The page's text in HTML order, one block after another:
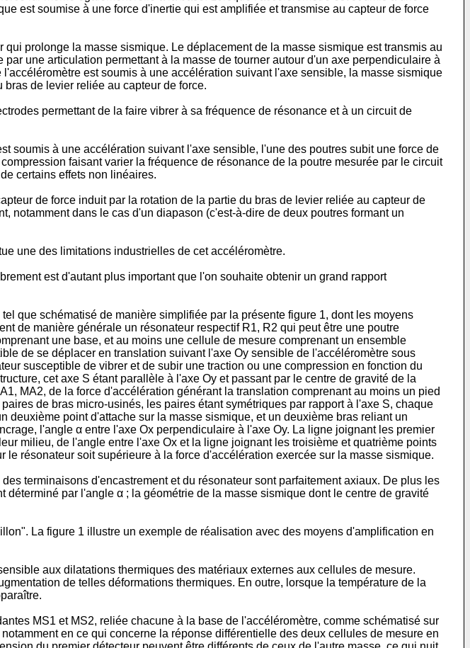
est soumise à une force d'inertie qui est amplifiée et transmise au capteur de force
prolonge la masse sismique. Le déplacement de la masse sismique est transmis au
une articulation permettant à la masse de tourner autour d'un axe perpendiculaire à
est soumis à une accélération suivant l'axe sensible, la masse sismique
de levier reliée au capteur de force.
permettant de la faire vibrer à sa fréquence de résonance et à un circuit de
soumis à une accélération suivant l'axe sensible, l'une des poutres subit une force de
faisant varier la fréquence de résonance de la poutre mesurée par le circuit
certains effets non linéaires.
de force induit par la rotation de la partie du bras de levier reliée au capteur de
notamment dans le cas d'un diapason (c'est-à-dire de deux poutres formant un
une des limitations industrielles de cet accéléromètre.
est d'autant plus important que l'on souhaite obtenir un grand rapport
que schématisé de manière simplifiée par la présente figure 1, dont les moyens
de manière générale un résonateur respectif R1, R2 qui peut être une poutre
une base, et au moins une cellule de mesure comprenant un ensemble
de se déplacer en translation suivant l'axe Oy sensible de l'accéléromètre sous
susceptible de vibrer et de subir une traction ou une compression en fonction du
cet axe S étant parallèle à l'axe Oy et passant par le centre de gravité de la
MA2, de la force d'accélération générant la translation comprenant au moins un pied
de bras micro-usinés, les paires étant symétriques par rapport à l'axe S, chaque
point d'attache sur la masse sismique, et un deuxième bras reliant un
l'angle α entre l'axe Ox perpendiculaire à l'axe Oy. La ligne joignant les premier
milieu, de l'angle entre l'axe Ox et la ligne joignant les troisième et quatrième points
résonateur soit supérieure à la force d'accélération exercée sur la masse sismique.
terminaisons d'encastrement et du résonateur sont parfaitement axiaux. De plus les
par l'angle α ; la géométrie de la masse sismique dont le centre de gravité
La figure 1 illustre un exemple de réalisation avec des moyens d'amplification en
aux dilatations thermiques des matériaux externes aux cellules de mesure.
de telles déformations thermiques. En outre, lorsque la température de la
MS1 et MS2, reliée chacune à la base de l'accéléromètre, comme schématisé sur
en ce qui concerne la réponse différentielle des deux cellules de mesure en